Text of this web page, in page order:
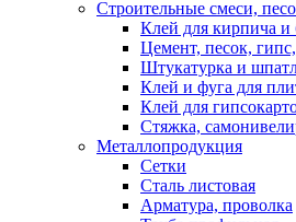
Строительные смеси,
Клей для кирпича и
Цемент, песок,
Штукатурка и
Клей и фуга для
Клей для
Стяжка,
Металлопродукция
Сетки
Сталь листовая
Арматура, проволка